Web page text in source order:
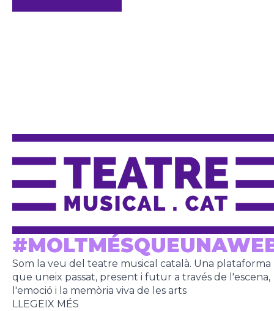
Som la veu del teatre musical català. Una plataforma
que uneix passat, present i futur a través de l'escena,
l'emoció i la memòria viva de les arts
LLEGEIX MÉS